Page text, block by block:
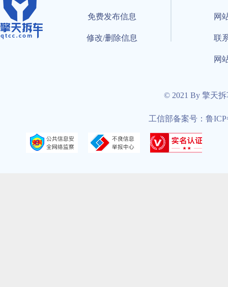
免费发布信息
修改/删除信息
网
联
网
© 2021 By 擎天
工信部备案号：鲁